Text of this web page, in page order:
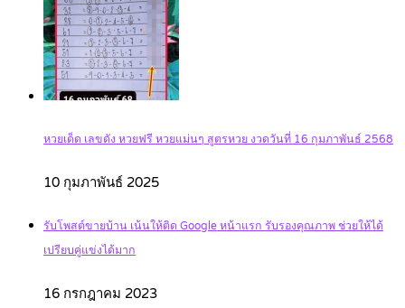
หวยเด็ด เลขดัง หวยฟรี หวยแม่นๆ สูตรหวย งวดวันที่ 16 กุมภาพันธ์ 2568
10 กุมภาพันธ์ 2025
รับโพสต์ขายบ้าน เน้นให้ติด Google หน้าแรก รับรองคุณภาพ ช่วยให้ได้
เปรียบคู่แข่งได้มาก
16 กรกฎาคม 2023